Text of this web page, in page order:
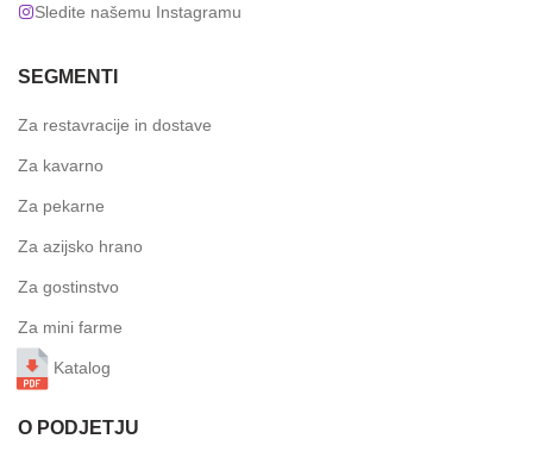
Sledite našemu Instagramu
SEGMENTI
Za restavracije in dostave
Za kavarno
Za pekarne
Za azijsko hrano
Za gostinstvo
Za mini farme
Katalog
O PODJETJU